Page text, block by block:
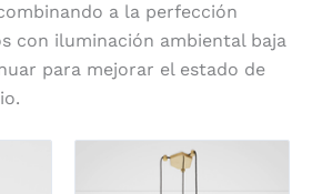
a la perfección
con iluminación ambiental baja
para mejorar el estado de